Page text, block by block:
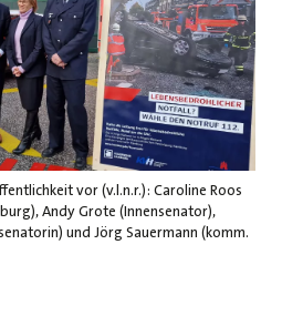
vor (v.l.n.r.): Caroline Roos
Andy Grote (Innensenator),
und Jörg Sauermann (komm.